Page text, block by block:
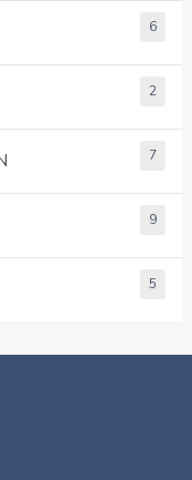
6
2
7
9
5